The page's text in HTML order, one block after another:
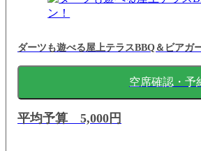
ダーツも遊べる屋上テラスBBQ＆ビアガ
空席確認・予
平均予算 5,000円